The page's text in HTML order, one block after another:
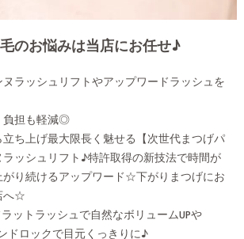
のお悩みは当店にお任せ♪
ラッシュリフトやアップワードラッシュを
負担も軽減◎
ち上げ最大限長く魅せる【次世代まつげパ
ッシュリフト♪特許取得の新技法で時間が
り続けるアップワード☆下がりまつげにお
へ☆
ットラッシュで自然なボリュームUPや
ドロックで目元くっきりに♪